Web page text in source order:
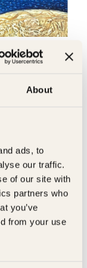
About
ads, to
our traffic.
of our site with
partners who
you’ve
from your use
høyt